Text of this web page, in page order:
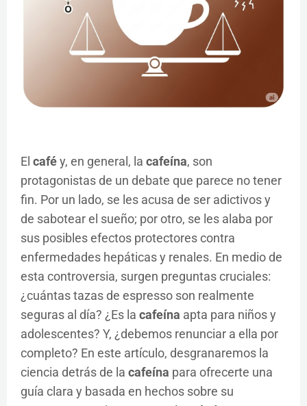
El caféy, en general, la cafeína, son
protagonistas de un debate que parece no tener
fin. Por un lado, se les acusa de ser adictivos y
de sabotear el sueño; por otro, se les alaba por
sus posibles efectos protectores contra
enfermedades hepáticas y renales. En medio de
esta controversia, surgen preguntas cruciales:
¿cuántas tazas de espresso son realmente
seguras al día? ¿Es la cafeína apta para niños y
adolescentes? Y, ¿debemos renunciar a ella por
completo? En este artículo, desgranaremos la
ciencia detrás de la cafeína para ofrecerte una
guía clara y basada en hechos sobre su